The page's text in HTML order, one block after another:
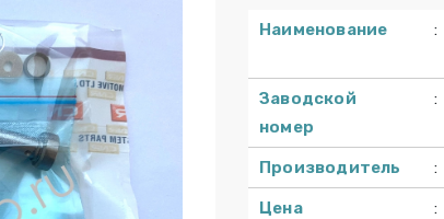
Наименование :
Заводской
номер
:
Производитель :
Цена :